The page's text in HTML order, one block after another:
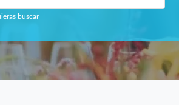
buscar